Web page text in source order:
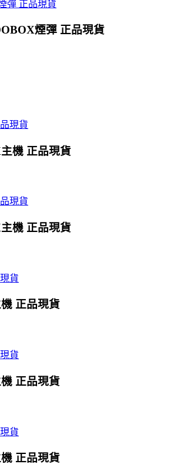
煙彈 正品現貨
機 正品現貨
機 正品現貨
正品現貨
正品現貨
正品現貨